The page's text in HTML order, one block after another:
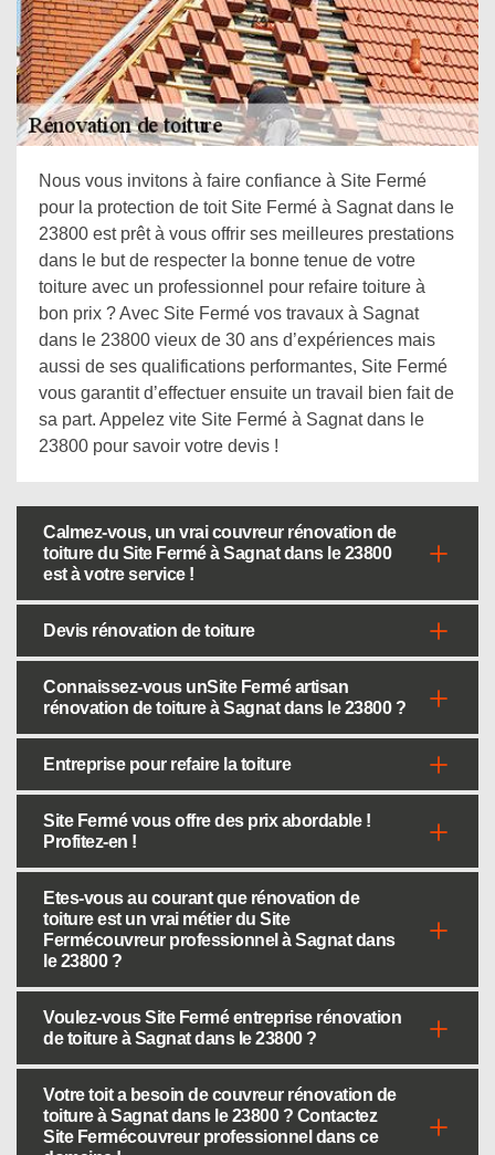
Nous vous invitons à faire confiance à Site Fermé
pour la protection de toit Site Fermé à Sagnat dans le
23800 est prêt à vous offrir ses meilleures prestations
dans le but de respecter la bonne tenue de votre
toiture avec un professionnel pour refaire toiture à
bon prix ? Avec Site Fermé vos travaux à Sagnat
dans le 23800 vieux de 30 ans d’expériences mais
aussi de ses qualifications performantes, Site Fermé
vous garantit d’effectuer ensuite un travail bien fait de
sa part. Appelez vite Site Fermé à Sagnat dans le
23800 pour savoir votre devis !
Calmez-vous, un vrai couvreur rénovation de
toiture du Site Fermé à Sagnat dans le 23800
est à votre service !
Devis rénovation de toiture
Connaissez-vous unSite Fermé artisan
rénovation de toiture à Sagnat dans le 23800 ?
Entreprise pour refaire la toiture
Site Fermé vous offre des prix abordable !
Profitez-en !
Etes-vous au courant que rénovation de
toiture est un vrai métier du Site
Fermécouvreur professionnel à Sagnat dans
le 23800 ?
Voulez-vous Site Fermé entreprise rénovation
de toiture à Sagnat dans le 23800 ?
Votre toit a besoin de couvreur rénovation de
toiture à Sagnat dans le 23800 ? Contactez
Site Fermécouvreur professionnel dans ce